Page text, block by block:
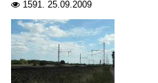
 1591. 25.09.2009